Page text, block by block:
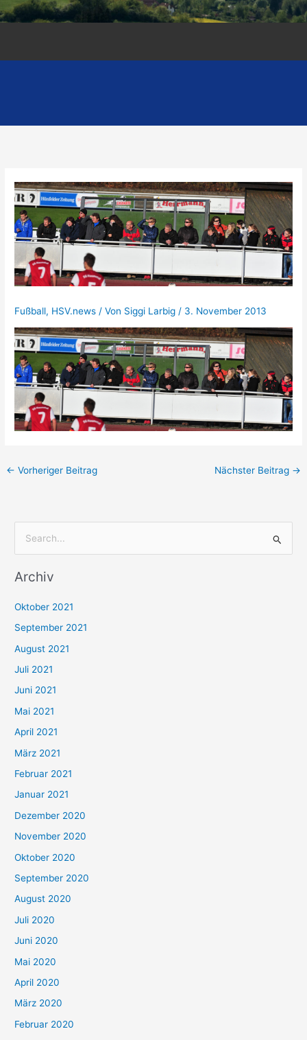
Fußball, HSV.news / Von Siggi Larbig/ 3. November 2013
← Vorheriger Beitrag Nächster Beitrag →
c
n
n
a
c
h
:
Archiv
Oktober 2021
September 2021
August 2021
Juli 2021
Juni 2021
Mai 2021
April 2021
März 2021
Februar 2021
Januar 2021
Dezember 2020
November 2020
Oktober 2020
September 2020
August 2020
Juli 2020
Juni 2020
Mai 2020
April 2020
März 2020
Februar 2020